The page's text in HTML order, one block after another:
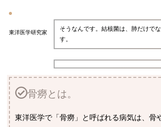
東洋医学研究家
そうなんです。結核菌は、肺だけで
す。
骨癆とは。
東洋医学で「骨癆」と呼ばれる病気は、